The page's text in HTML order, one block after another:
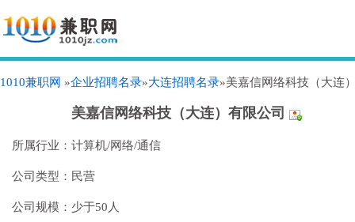
1010兼职网 »企业招聘名录»大连招聘名录»美嘉信网络科技（大连
美嘉信网络科技（大连）有限公司
所属行业： 计算机/网络/通信
公司类型： 民营
公司规模： 少于50人